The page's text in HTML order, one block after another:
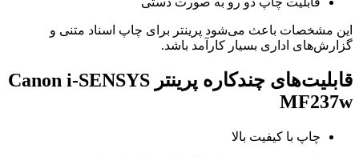
این مشخصات باعث می‌شود پرینتر برای چاپ اسناد متنی و
گزارش‌های اداری بسیار کارآمد باشد.
قابلیت‌های چندکاره پرینتر Canon i-SENSYS
MF237w
چاپ با کیفیت بالا